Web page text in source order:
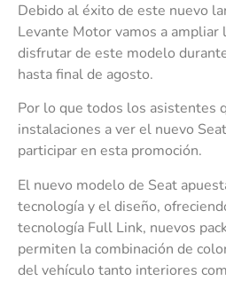
Debido al éxito de este nuevo
Levante Motor vamos a ampliar
disfrutar de este modelo
hasta final de agosto.
Por lo que todos los asistentes
instalaciones a ver el nuevo
participar en esta promoción.
El nuevo modelo de Seat
tecnología y el diseño,
tecnología Full Link, nuevos
permiten la combinación de
del vehículo tanto interiores